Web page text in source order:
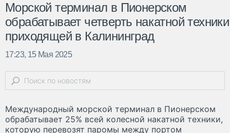
Морской терминал в Пионерском
обрабатывает четверть накатной техники
приходящей в Калининград
17:23, 15 Мая 2025
Международный морской терминал в Пионерском
обрабатывает 25% всей колесной накатной техники,
которую перевозят паромы между портом